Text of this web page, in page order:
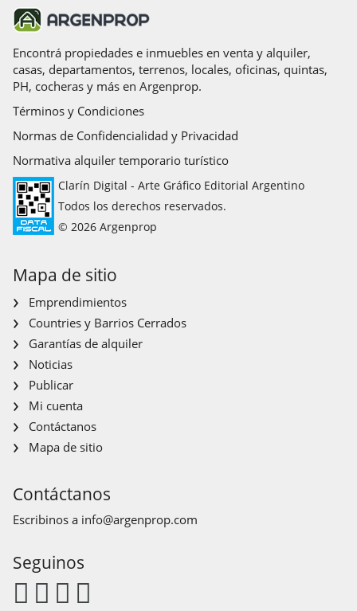
Encontrá propiedades e inmuebles en venta y alquiler,
casas, departamentos, terrenos, locales, oficinas, quintas,
PH, cocheras y más en Argenprop.
Términos y Condiciones
Normas de Confidencialidad y Privacidad
Normativa alquiler temporario turístico
Clarín Digital - Arte Gráfico Editorial Argentino
Todos los derechos reservados.
© 2026 Argenprop
Mapa de sitio
Emprendimientos
Countries y Barrios Cerrados
Garantías de alquiler
Noticias
Publicar
Mi cuenta
Contáctanos
Mapa de sitio
Contáctanos
Escribinos a info@argenprop.com
Seguinos